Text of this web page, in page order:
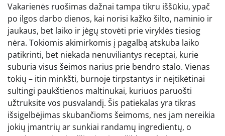
Vakarienės ruošimas dažnai tampa tikru iššūkiu, ypač
po ilgos darbo dienos, kai norisi kažko šilto, naminio ir
jaukaus, bet laiko ir jėgų stovėti prie viryklės tiesiog
nėra. Tokiomis akimirkomis į pagalbą atskuba laiko
patikrinti, bet niekada nenuviliantys receptai, kurie
suburia visus šeimos narius prie bendro stalo. Vienas
tokių – itin minkšti, burnoje tirpstantys ir neįtikėtinai
sultingi paukštienos maltinukai, kuriuos paruošti
užtruksite vos pusvalandį. Šis patiekalas yra tikras
išsigelbėjimas skubančioms šeimoms, nes jam nereikia
jokių įmantrių ar sunkiai randamų ingredientų, o